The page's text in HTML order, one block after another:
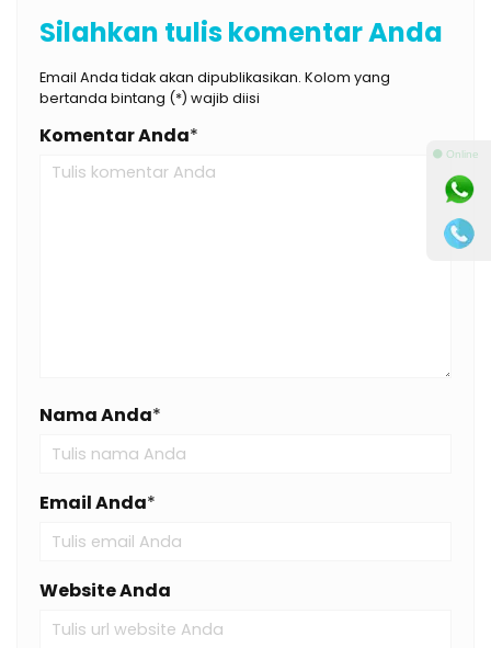
Silahkan tulis komentar Anda
Email Anda tidak akan dipublikasikan. Kolom yang
bertanda bintang (*) wajib diisi
Komentar Anda*
Nama Anda*
Email Anda*
Website Anda
⚫ Online